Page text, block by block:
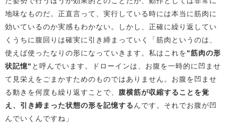
地味なものだ。正直言って、実行している時には本当に筋肉に
効いているのか実感もわかない。しかし、正確に繰り返してい
くうちに腹回りは確実に引き締まっていく「筋肉というのは、
使えば使ったなりの形になっていきます。私はこれを"筋肉の形
状記憶" と呼んでいます。ドローインは、お腹を一時的に凹ませ
て見栄えをごまかすためのものではありません。お腹を凹ませ
る動きを何度も繰り返すことで、 腹横筋が収縮することを覚
え、引き締まった状態の形を記憶するんです。それでお腹が凹
んでいくんですね」